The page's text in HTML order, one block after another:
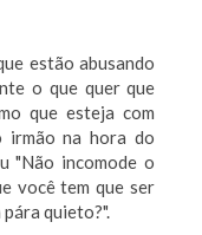
estão abusando
o que quer que
que esteja com
irmão na hora do
"Não incomode o
você tem que ser
quieto?".